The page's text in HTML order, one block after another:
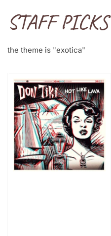
STAFF PICKS
the theme is "exotica"